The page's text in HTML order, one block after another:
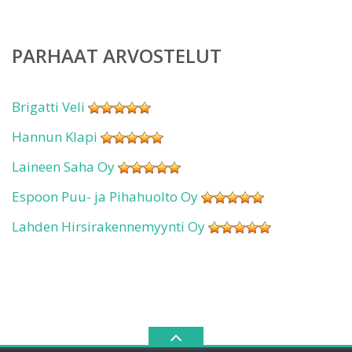
PARHAAT ARVOSTELUT
Brigatti Veli
Hannun Klapi
Laineen Saha Oy
Espoon Puu- ja Pihahuolto Oy
Lahden Hirsirakennemyynti Oy